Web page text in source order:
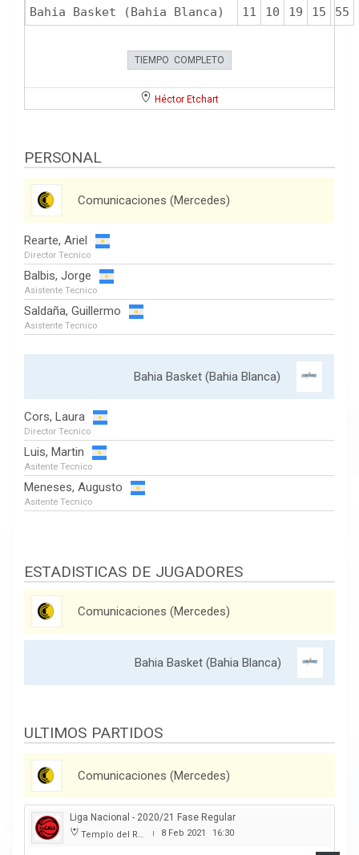
Bahia Basket (Bahia Blanca)
11 10 19 15 55
TIEMPO COMPLETO
Héctor Etchart
PERSONAL
Comunicaciones (Mercedes)
Rearte, Ariel
Director Tecnico
Balbis, Jorge
Asistente Tecnico
Saldaña, Guillermo
Asistente Tecnico
Bahia Basket (Bahia Blanca)
Cors, Laura
Director Tecnico
Luis, Martin
Asitente Tecnico
Meneses, Augusto
Asitente Tecnico
ESTADISTICAS DE JUGADORES
Comunicaciones (Mercedes)
Bahia Basket (Bahia Blanca)
ULTIMOS PARTIDOS
Comunicaciones (Mercedes)
Liga Nacional - 2020/21 Fase Regular
Templo del Rock | 8 Feb 2021 16:30